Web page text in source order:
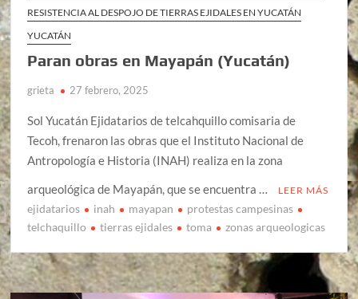
RESISTENCIA AL DESPOJO DE TIERRAS EJIDALES EN YUCATÁN
YUCATÁN
Paran obras en Mayapán (Yucatán)
grieta 27 febrero, 2025
Sol Yucatán Ejidatarios de telcahquillo comisaria de
Tecoh, frenaron las obras que el Instituto Nacional de
Antropología e Historia (INAH) realiza en la zona
arqueológica de Mayapán, que se encuentra …
LEER MÁS
ejidatarios inah mayapan
protestas campesinas
telchaquillo
tierras ejidales toma zonas arqueologicas